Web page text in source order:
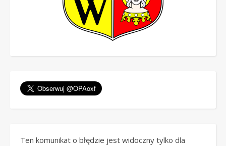
Ten komunikat o błędzie jest widoczny tylko dla